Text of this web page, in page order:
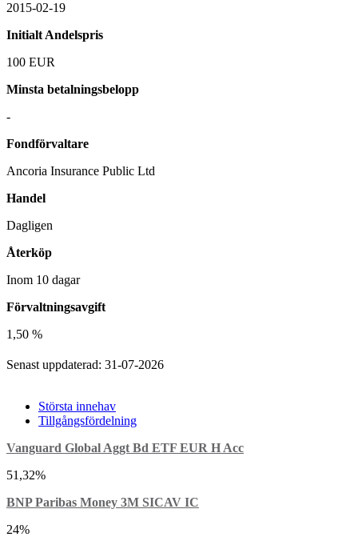
2015-02-19
Initialt Andelspris
100 EUR
Minsta betalningsbelopp
-
Fondförvaltare
Ancoria Insurance Public Ltd
Handel
Dagligen
Återköp
Inom 10 dagar
Förvaltningsavgift
1,50 %
Senast uppdaterad: 31-07-2026
Största innehav
Tillgångsfördelning
Vanguard Global Aggt Bd ETF EUR H Acc
51,32%
BNP Paribas Money 3M SICAV IC
24%